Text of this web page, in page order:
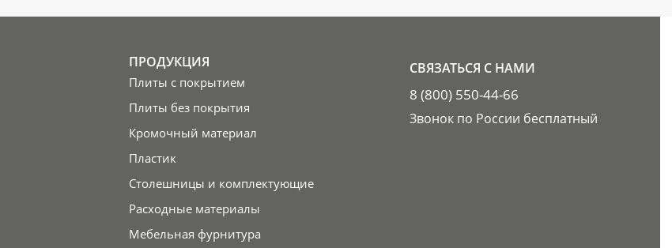
ПРОДУКЦИЯ
Плиты с покрытием
Плиты без покрытия
Кромочный материал
Пластик
Столешницы и комплектующие
Расходные материалы
Мебельная фурнитура
СВЯЗАТЬСЯ С НАМИ
8 (800) 550-44-66
Звонок по России бесплатный